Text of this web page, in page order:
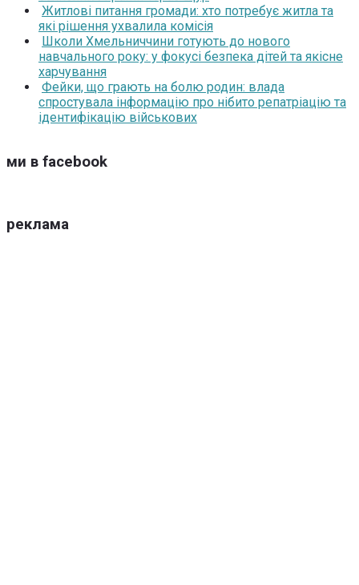
Житлові питання громади: хто потребує житла та
які рішення ухвалила комісія
Школи Хмельниччини готують до нового
навчального року: у фокусі безпека дітей та якісне
харчування
Фейки, що грають на болю родин: влада
спростувала інформацію про нібито репатріацію та
ідентифікацію військових
ми в facebook
реклама